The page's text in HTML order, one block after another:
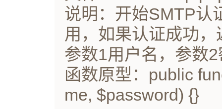
说明：开始SMTP认
用，如果认证成功，
参数1用户名，参数
函数原型：public
me, $password) {}